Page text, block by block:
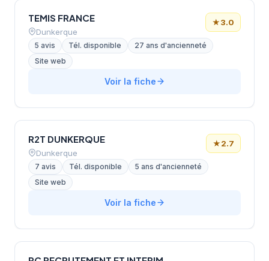
TEMIS FRANCE
Dunkerque
★3.0
5 avis Tél. disponible
27 ans d'ancienneté
Site web
Voir la fiche
R2T DUNKERQUE
Dunkerque
★2.7
7 avis Tél. disponible
5 ans d'ancienneté
Site web
Voir la fiche